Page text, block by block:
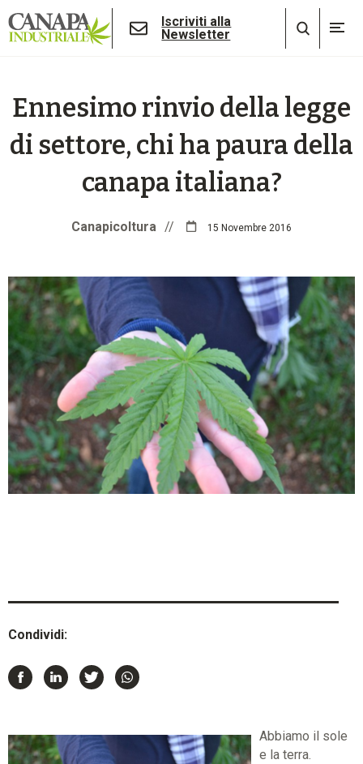
Iscriviti alla
Newsletter
Ennesimo rinvio della legge
di settore, chi ha paura della
canapa italiana?
Canapicoltura // 15 Novembre 2016
Condividi:
Abbiamo il sole
e la terra.